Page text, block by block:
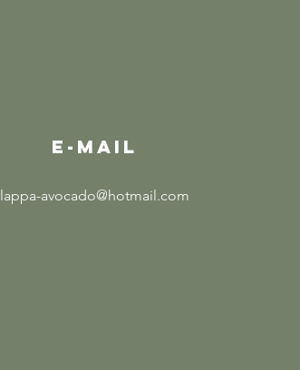
E-MAIL
lappa-avocado@hotmail.com